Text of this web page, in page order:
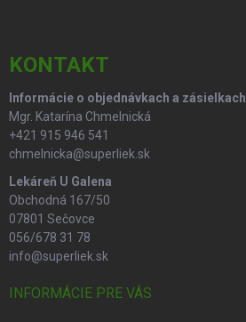
KONTAKT
Informácie o objednávkach a zásielkach
Mgr. Katarína Chmelnická
+421 915 946 541
chmelnicka@superliek.sk
Lekáreň U Galena
Obchodná 167/50
07801 Sečovce
056/678 31 78
info@superliek.sk
INFORMÁCIE PRE VÁS